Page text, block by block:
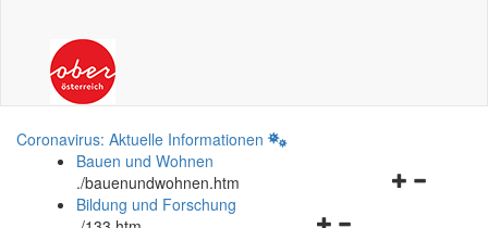
Coronavirus: Aktuelle Informationen
Bauen und Wohnen
./bauenundwohnen.htm
Navigationsmenü
Bildung und Forschung